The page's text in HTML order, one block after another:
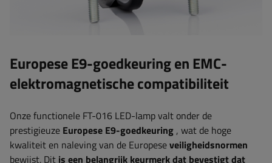
Europese E9-goedkeuring enEMC-
elektromagnetische compatibiliteit
Onze functionele FT-016 LED-lamp valt onder de
prestigieuze Europese E9-goedkeuring , wat de hoge
kwaliteit en naleving van de Europeseveiligheidsnormen
bewijst. Dit is een belangrijk keurmerk dat bevestigt dat